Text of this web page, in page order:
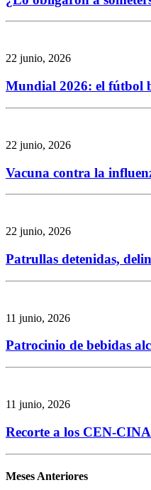
22 junio, 2026
Mundial 2026: el fútbol
22 junio, 2026
Vacuna contra la
22 junio, 2026
Patrullas detenidas,
11 junio, 2026
Patrocinio de bebidas
11 junio, 2026
Recorte a los CEN-
Meses Anteriores